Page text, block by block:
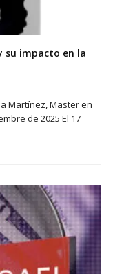
su impacto en la
Martínez, Master en
de 2025 El 17